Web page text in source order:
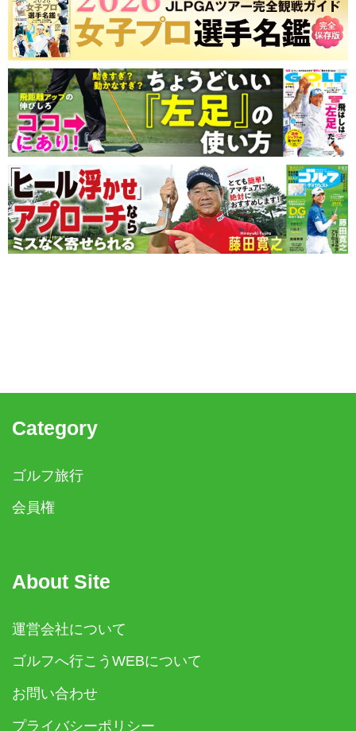
Category
ゴルフ旅行
会員権
About Site
運営会社について
ゴルフへ行こうWEBについて
お問い合わせ
プライバシーポリシー